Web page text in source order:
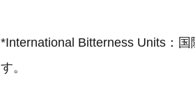
*International Bitterness Units：
す。